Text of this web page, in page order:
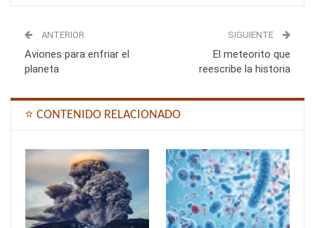
ANTERIOR
Aviones para enfriar el
planeta
SIGUIENTE
El meteorito que
reescribe la historia
⭐ CONTENIDO RELACIONADO